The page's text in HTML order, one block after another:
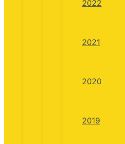
2022
2021
2020
2019